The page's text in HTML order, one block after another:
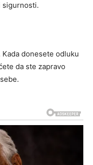
sigurnosti.
donesete odluku
da ste zapravo